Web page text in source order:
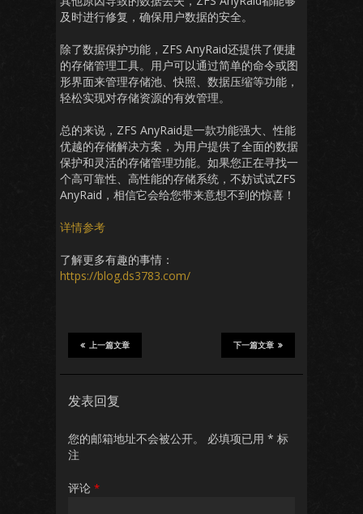
及时进行修复，确保用户数据的安全。
除了数据保护功能，ZFS AnyRaid还提供了便捷
的存储管理工具。用户可以通过简单的命令或图
形界面来管理存储池、快照、数据压缩等功能，
轻松实现对存储资源的有效管理。
总的来说，ZFS AnyRaid是一款功能强大、性能
优越的存储解决方案，为用户提供了全面的数据
保护和灵活的存储管理功能。如果您正在寻找一
个高可靠性、高性能的存储系统，不妨试试ZFS
AnyRaid，相信它会给您带来意想不到的惊喜！
详情参考
了解更多有趣的事情：
https://blog.ds3783.com/
下一篇文章
上一篇文章
发表回复
您的邮箱地址不会被公开。 必填项已用 * 标
注
评论 *